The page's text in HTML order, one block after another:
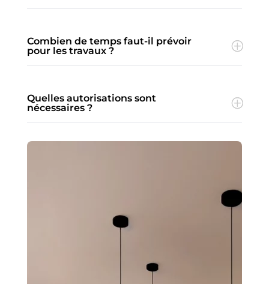
Combien de temps faut-il prévoir
pour les travaux ?
Quelles autorisations sont
nécessaires ?